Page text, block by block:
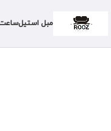
مبل استیلساعت